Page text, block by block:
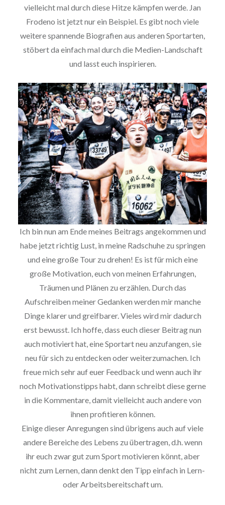
vielleicht mal durch diese Hitze kämpfen werde. Jan
Frodeno ist jetzt nur ein Beispiel. Es gibt noch viele
weitere spannende Biografien aus anderen Sportarten,
stöbert da einfach mal durch die Medien-Landschaft
und lasst euch inspirieren.
Ich bin nun am Ende meines Beitrags angekommen und
habe jetzt richtig Lust, in meine Radschuhe zu springen
und eine große Tour zu drehen! Es ist für mich eine
große Motivation, euch von meinen Erfahrungen,
Träumen und Plänen zu erzählen. Durch das
Aufschreiben meiner Gedanken werden mir manche
Dinge klarer und greifbarer. Vieles wird mir dadurch
erst bewusst. Ich hoffe, dass euch dieser Beitrag nun
auch motiviert hat, eine Sportart neu anzufangen, sie
neu für sich zu entdecken oder weiterzumachen. Ich
freue mich sehr auf euer Feedback und wenn auch ihr
noch Motivationstipps habt, dann schreibt diese gerne
in die Kommentare, damit vielleicht auch andere von
ihnen profitieren können.
Einige dieser Anregungen sind übrigens auch auf viele
andere Bereiche des Lebens zu übertragen, d.h. wenn
ihr euch zwar gut zum Sport motivieren könnt, aber
nicht zum Lernen, dann denkt den Tipp einfach in Lern-
oder Arbeitsbereitschaft um.